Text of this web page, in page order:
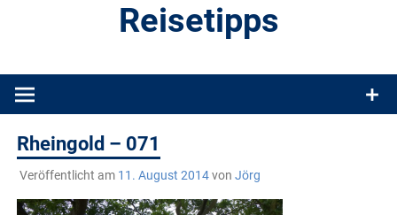
Reisetipps
Produkttests und Buchrezensionen. Ein Blog für alle, die gern
Rheingold – 071
Veröffentlicht am 11. August 2014von Jörg